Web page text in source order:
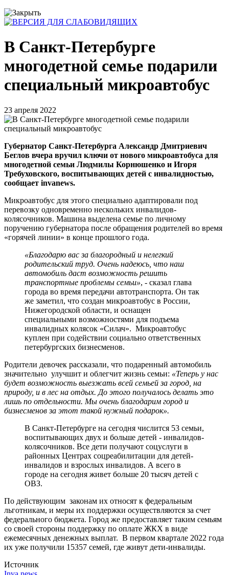
В Санкт-Петербурге
многодетной семье подарили
специальный микроавтобус
23 апреля 2022
Губернатор Санкт-Петербурга Александр Дмитриевич
Беглов вчера вручил ключи от нового микроавтобуса для
многодетной семьи Людмилы Корнюшенко и Игоря
Требуховского, воспитывающих детей с инвалидностью,
сообщает invanews.
Микроавтобус для этого специально адаптировали под
перевозку одновременно нескольких инвалидов-
колясочников. Машина выделена семье по личному
поручению губернатора после обращения родителей во время
«горячей линии» в конце прошлого года.
«Благодарю вас за благородный и нелегкий
родительский труд. Очень надеюсь, что наш
автомобиль даст возможность решить
транспортные проблемы семьи», - сказал глава
города во время передачи автотранспорта. Он так
же заметил, что создан микроавтобус в России,
Нижегородской области, и оснащен
специальными возможностями для подъема
инвалидных колясок «Силач». Микроавтобус
куплен при содействии социально ответственных
петербургских бизнесменов.
Родители девочек рассказали, что подаренный автомобиль
значительно улучшит и облегчит жизнь семьи: «Теперь у нас
будет возможность выезжать всей семьей за город, на
природу, и в лес на отдых. До этого получалось делать это
лишь по отдельности. Мы очень благодарим город и
бизнесменов за этот такой нужный подарок».
В Санкт-Петербурге на сегодня числится 53 семьи,
воспитывающих двух и больше детей - инвалидов-
колясочников. Все дети получают соцуслуги в
районных Центрах соцреабилитации для детей-
инвалидов и взрослых инвалидов. А всего в
городе на сегодня живет больше 20 тысяч детей с
ОВЗ.
По действующим законам их относят к федеральным
льготникам, и меры их поддержки осуществляются за счет
федерального бюджета. Город же предоставляет таким семьям
со своей стороны поддержку по оплате ЖКХ в виде
ежемесячных денежных выплат. В первом квартале 2022 года
их уже получили 15357 семей, где живут дети-инвалиды.
Источник